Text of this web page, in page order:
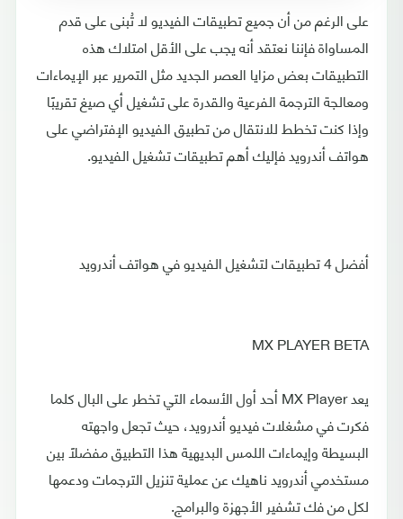
على الرغم من أن جميع تطبيقات الفيديو لا تُبنى على قدم
المساواة فإننا نعتقد أنه يجب على الأقل امتلاك هذه
التطبيقات بعض مزايا العصر الجديد مثل التمرير عبر الإيماءات
ومعالجة الترجمة الفرعية والقدرة على تشغيل أي صيغ تقريبًا
وإذا كنت تخطط للانتقال من تطبيق الفيديو الإفتراضي على
هواتف أندرويد فإليك أهم تطبيقات تشغيل الفيديو.
أفضل 4 تطبيقات لتشغيل الفيديو في هواتف أندرويد
MX PLAYER BETA
يعد MX Player أحد أول الأسماء التي تخطر على البال كلما
فكرت في مشغلات فيديو أندرويد، حيث تجعل واجهته
البسيطة وإيماءات اللمس البديهية هذا التطبيق مفضلًا بين
مستخدمي أندرويد ناهيك عن عملية تنزيل الترجمات ودعمها
لكل من فك تشفير الأجهزة والبرامج.